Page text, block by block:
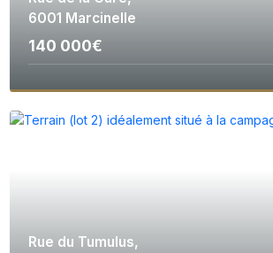
6001 Marcinelle
140 000€
Rue du Tumulus,